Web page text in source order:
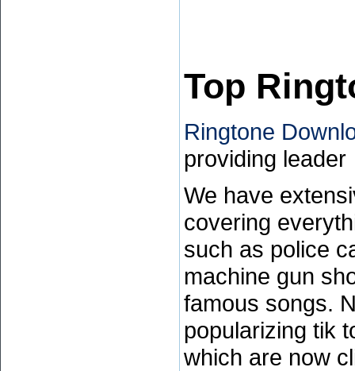
Top
Ringtone
providing leader
We have
covering
such as police
machine gun
famous songs.
popularizing tik
which are now